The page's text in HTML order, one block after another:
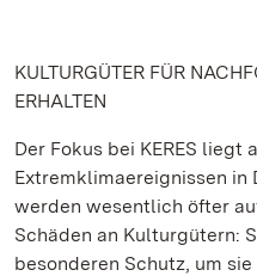
KULTURGÜTER FÜR
ERHALTEN
Der Fokus bei KERES liegt
Extremklimaereignissen in
werden wesentlich öfter
Schäden an Kulturgütern:
besonderen Schutz, um